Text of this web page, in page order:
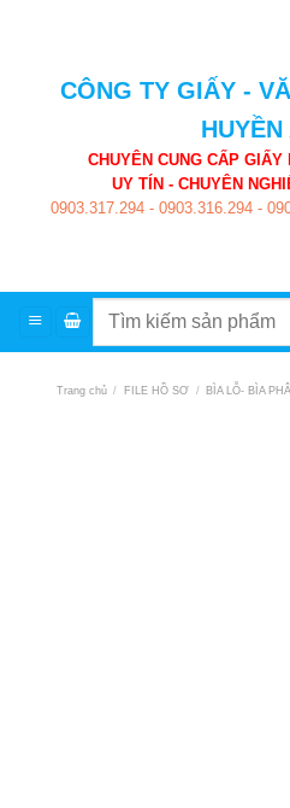
CÔNG TY GIẤY -
HUYỀN
CHUYÊN CUNG CẤP GIẤY
UY TÍN - CHUYÊN
0903.317.294 - 0903.316.294 -
Trang chủ / FILE HỒ SƠ / BÌA LỖ- BÌA